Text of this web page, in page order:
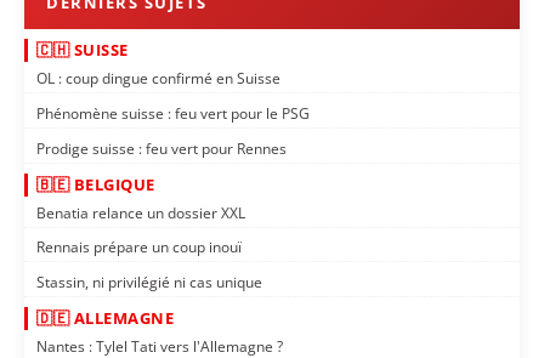
🇨🇭 SUISSE
OL : coup dingue confirmé en Suisse
Phénomène suisse : feu vert pour le PSG
Prodige suisse : feu vert pour Rennes
🇧🇪 BELGIQUE
Benatia relance un dossier XXL
Rennais prépare un coup inouï
Stassin, ni privilégié ni cas unique
🇩🇪 ALLEMAGNE
Nantes : Tylel Tati vers l'Allemagne ?